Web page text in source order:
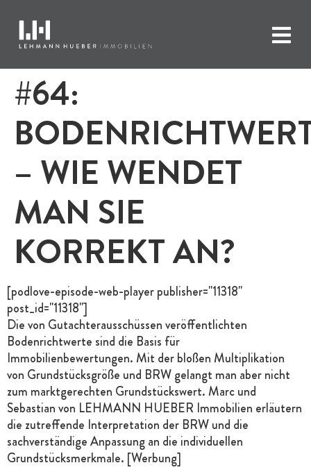
#64:
– WIE WENDET
MAN SIE
KORREKT AN?
[podlove-episode-web-player publisher="11318"
post_id="11318"]
Die von Gutachterausschüssen veröffentlichten
Bodenrichtwerte sind die Basis für
Immobilienbewertungen. Mit der bloßen Multiplikation
von Grundstücksgröße und BRW gelangt man aber nicht
zum marktgerechten Grundstückswert. Marc und
Sebastian von LEHMANN HUEBER Immobilien erläutern
die zutreffende Interpretation der BRW und die
sachverständige Anpassung an die individuellen
Grundstücksmerkmale. [Werbung]